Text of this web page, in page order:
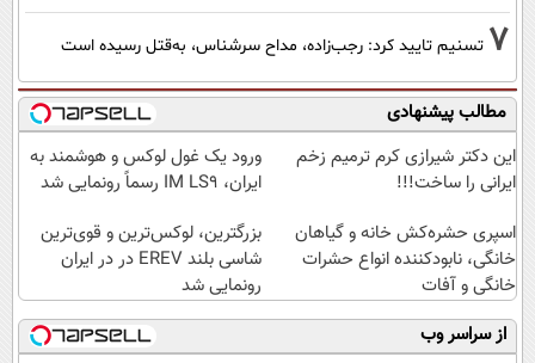
7 تسنیم تایید کرد: رجب‌زاده، مداح سرشناس، به‌قتل رسیده است
مطالب پیشنهادی
این دکتر شیرازی کرم ترمیم زخم
ایرانی را ساخت!!!
ورود یک غول لوکس و هوشمند به
ایران، IM LS9 رسماً رونمایی شد
اسپری حشره‌کش خانه و گیاهان
خانگی، نابودکننده انواع حشرات
خانگی و آفات
بزرگترین، لوکس‌ترین و قوی‌ترین
شاسی بلند EREV در در ایران
رونمایی شد
از سراسر وب